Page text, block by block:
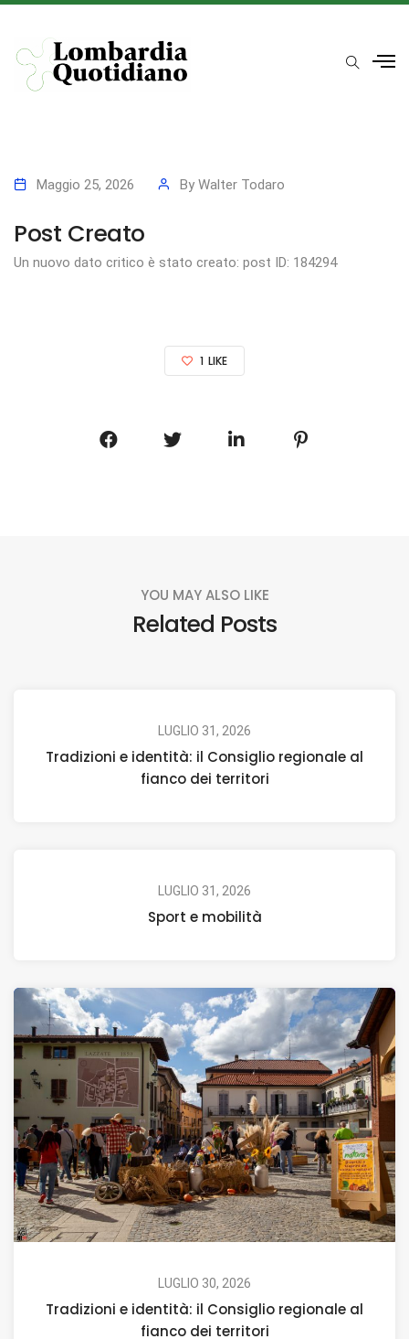
Maggio 25, 2026 By Walter Todaro
Post Creato
Un nuovo dato critico è stato creato: post ID: 184294
1 LIKE
YOU MAY ALSO LIKE
Related Posts
LUGLIO 31, 2026
Tradizioni e identità: il Consiglio regionale al
fianco dei territori
LUGLIO 31, 2026
Sport e mobilità
LUGLIO 30, 2026
Tradizioni e identità: il Consiglio regionale al
fianco dei territori